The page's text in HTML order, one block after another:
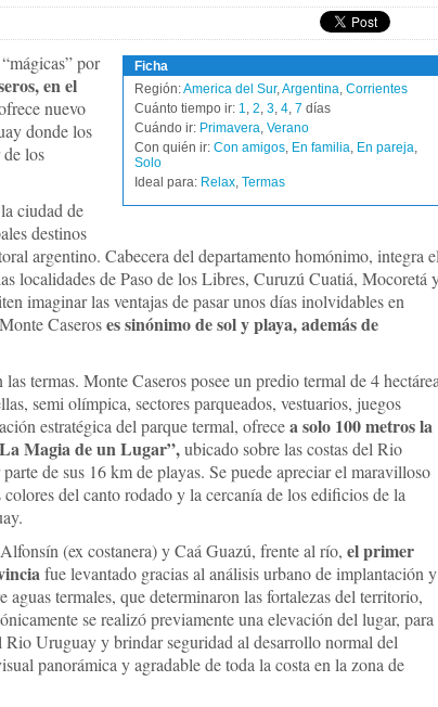
Ficha
Región:America del Sur,Argentina, Corrientes
Cuánto tiempo ir: 1, 2, 3, 4, 7 días
Cuándo ir: Primavera, Verano
Con quién ir: Con amigos, En familia, En pareja,
Solo
Ideal para: Relax, Termas
por
en el
nuevo
donde los
los
ciudad de
destinos
argentino. Cabecera del departamento homónimo, integra el
localidades de Paso de los Libres, Curuzú Cuatiá, Mocoretá
imaginar las ventajas de pasar unos días inolvidables en
Caseroses sinónimo de sol y playa, además de
termas. Monte Caseros posee un predio termal de 4
semi olímpica, sectores parqueados, vestuarios, juegos
estratégica del parque termal, ofrecea solo 100 metros la
Magia de un Lugar”,ubicado sobre las costas del Rio
de sus 16 km de playas. Se puede apreciar el maravilloso
del canto rodado y la cercanía de los edificios de la
(ex costanera) y Caá Guazú, frente al río, el primer
fue levantado gracias al análisis urbano de implantación y
aguas termales, que determinaron las fortalezas del territorio,
se realizó previamente una elevación del lugar, para
Rio Uruguay y brindar seguridad al desarrollo normal del
panorámica y agradable de toda la costa en la zona de